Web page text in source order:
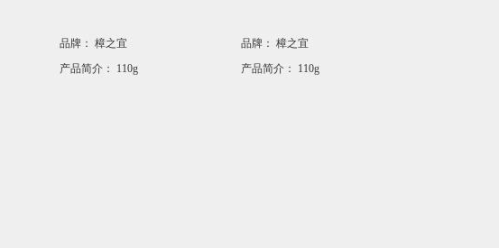
品牌： 樟之宜
产品简介：
110g
品牌： 樟之宜
产品简介：
110g